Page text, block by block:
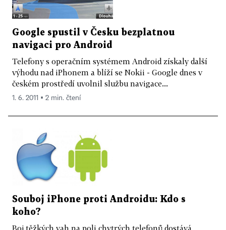
Google spustil v Česku bezplatnou
navigaci pro Android
Telefony s operačním systémem Android získaly další
výhodu nad iPhonem a blíží se Nokii - Google dnes v
českém prostředí uvolnil službu navigace...
1. 6. 2011 ▪ 2 min. čtení
Souboj iPhone proti Androidu: Kdo s
koho?
Boj těžkých vah na poli chytrých telefonů dostává